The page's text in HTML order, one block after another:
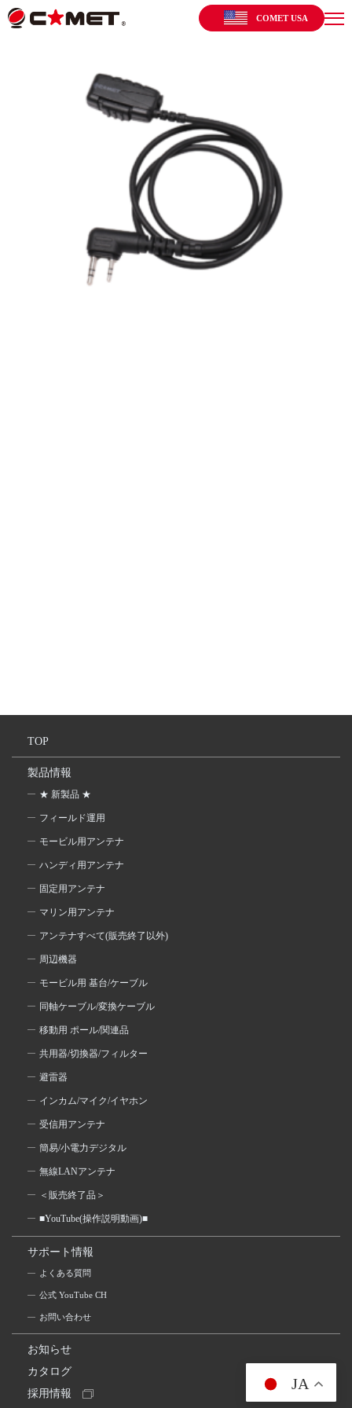
COMET USA
TOP
製品情報
★ 新製品 ★
フィールド運用
モービル用アンテナ
ハンディ用アンテナ
固定用アンテナ
マリン用アンテナ
アンテナすべて(販売終了以外)
周辺機器
モービル用 基台/ケーブル
同軸ケーブル/変換ケーブル
移動用 ポール/関連品
共用器/切換器/フィルター
避雷器
インカム/マイク/イヤホン
受信用アンテナ
簡易/小電力デジタル
無線LANアンテナ
＜販売終了品＞
■YouTube(操作説明動画)■
サポート情報
よくある質問
公式 YouTube CH
お問い合わせ
お知らせ
カタログ
採用情報
JA